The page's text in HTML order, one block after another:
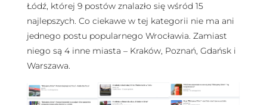
Łódź, której 9 postów znalazło się wśród 15
najlepszych. Co ciekawe w tej kategorii nie ma ani
jednego postu popularnego Wrocławia. Zamiast
niego są 4 inne miasta – Kraków, Poznań, Gdańsk i
Warszawa.